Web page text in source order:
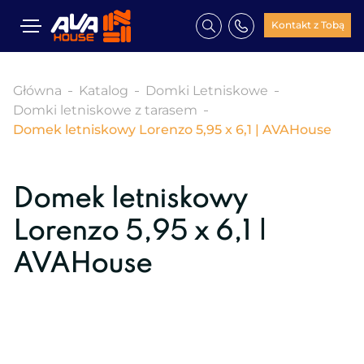
Kontakt z Tobą
Główna Katalog
Domki Letniskowe
Domki letniskowe z tarasem
Domek letniskowy Lorenzo 5,95 x 6,1 | AVAHouse
Domek letniskowy
Lorenzo 5,95 x 6,1 |
AVAHouse